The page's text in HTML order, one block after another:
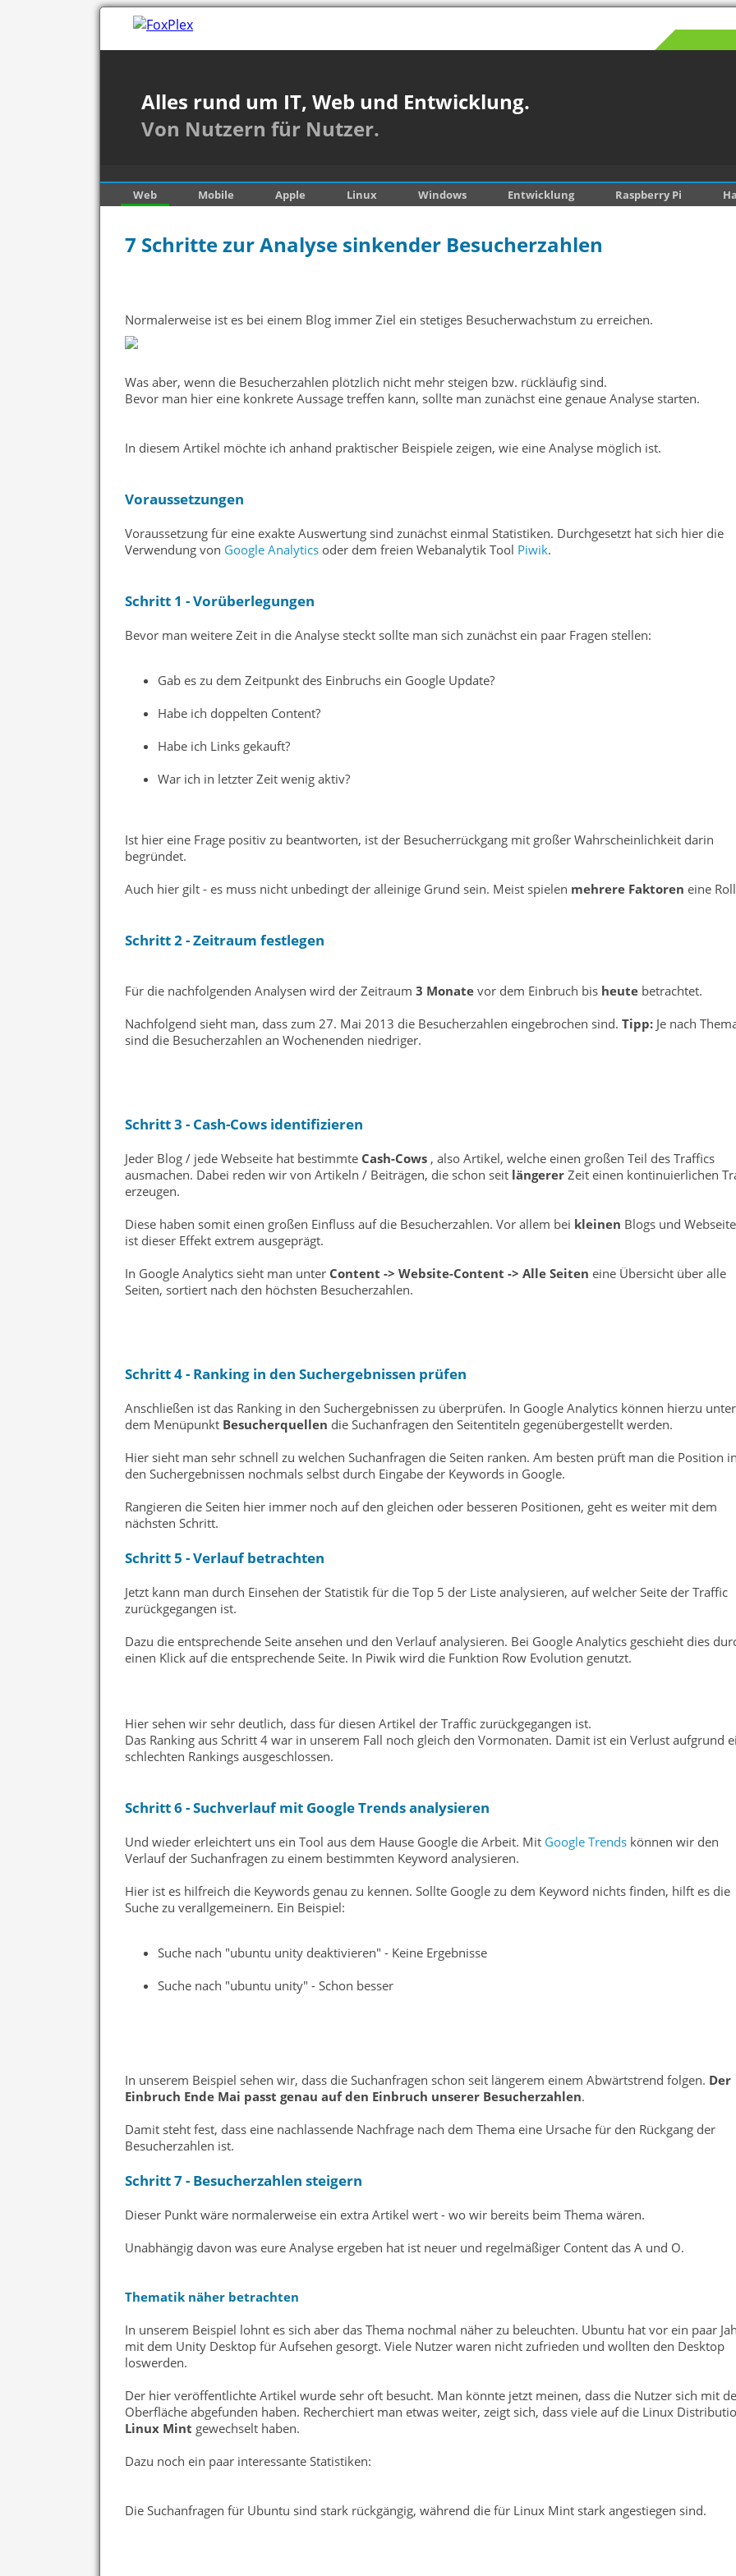
Alles rund um IT, Web und Entwicklung.
Von Nutzern für Nutzer.
Web Mobile Apple Linux Windows Entwicklung Raspberry Pi
7 Schritte zur Analyse sinkender Besucherzahlen
Normalerweise ist es bei einem Blog immer Ziel ein stetiges Besucherwachstum zu erreichen.
Was aber, wenn die Besucherzahlen plötzlich nicht mehr steigen bzw. rückläufig sind.
Bevor man hier eine konkrete Aussage treffen kann, sollte man zunächst eine genaue Analyse starten.
In diesem Artikel möchte ich anhand praktischer Beispiele zeigen, wie eine Analyse möglich ist.
Voraussetzungen
Voraussetzung für eine exakte Auswertung sind zunächst einmal Statistiken. Durchgesetzt hat sich hier die
Verwendung von Google Analytics oder dem freien Webanalytik Tool Piwik.
Schritt 1 - Vorüberlegungen
Bevor man weitere Zeit in die Analyse steckt sollte man sich zunächst ein paar Fragen stellen:
Gab es zu dem Zeitpunkt des Einbruchs ein Google Update?
Habe ich doppelten Content?
Habe ich Links gekauft?
War ich in letzter Zeit wenig aktiv?
Ist hier eine Frage positiv zu beantworten, ist der Besucherrückgang mit großer Wahrscheinlichkeit darin
begründet.
Auch hier gilt - es muss nicht unbedingt der alleinige Grund sein. Meist spielen mehrere Faktoren eine
Schritt 2 - Zeitraum festlegen
Für die nachfolgenden Analysen wird der Zeitraum 3 Monate vor dem Einbruch bis heute betrachtet.
Nachfolgend sieht man, dass zum 27. Mai 2013 die Besucherzahlen eingebrochen sind. Tipp: Je nach
sind die Besucherzahlen an Wochenenden niedriger.
Schritt 3 - Cash-Cows identifizieren
Jeder Blog / jede Webseite hat bestimmte Cash-Cows , also Artikel, welche einen großen Teil des Traffics
ausmachen. Dabei reden wir von Artikeln / Beiträgen, die schon seit längerer Zeit einen kontinuierlichen
erzeugen.
Diese haben somit einen großen Einfluss auf die Besucherzahlen. Vor allem bei kleinen Blogs und
ist dieser Effekt extrem ausgeprägt.
In Google Analytics sieht man unter Content -> Website-Content -> Alle Seiten eine Übersicht über alle
Seiten, sortiert nach den höchsten Besucherzahlen.
Schritt 4 - Ranking in den Suchergebnissen prüfen
Anschließen ist das Ranking in den Suchergebnissen zu überprüfen. In Google Analytics können hierzu unter
dem Menüpunkt Besucherquellen die Suchanfragen den Seitentiteln gegenübergestellt werden.
Hier sieht man sehr schnell zu welchen Suchanfragen die Seiten ranken. Am besten prüft man die Position in
den Suchergebnissen nochmals selbst durch Eingabe der Keywords in Google.
Rangieren die Seiten hier immer noch auf den gleichen oder besseren Positionen, geht es weiter mit dem
nächsten Schritt.
Schritt 5 - Verlauf betrachten
Jetzt kann man durch Einsehen der Statistik für die Top 5 der Liste analysieren, auf welcher Seite der Traffic
zurückgegangen ist.
Dazu die entsprechende Seite ansehen und den Verlauf analysieren. Bei Google Analytics geschieht dies
einen Klick auf die entsprechende Seite. In Piwik wird die Funktion Row Evolution genutzt.
Hier sehen wir sehr deutlich, dass für diesen Artikel der Traffic zurückgegangen ist.
Das Ranking aus Schritt 4 war in unserem Fall noch gleich den Vormonaten. Damit ist ein Verlust aufgrund
schlechten Rankings ausgeschlossen.
Schritt 6 - Suchverlauf mit Google Trends analysieren
Und wieder erleichtert uns ein Tool aus dem Hause Google die Arbeit. Mit Google Trends können wir den
Verlauf der Suchanfragen zu einem bestimmten Keyword analysieren.
Hier ist es hilfreich die Keywords genau zu kennen. Sollte Google zu dem Keyword nichts finden, hilft es die
Suche zu verallgemeinern. Ein Beispiel:
Suche nach "ubuntu unity deaktivieren" - Keine Ergebnisse
Suche nach "ubuntu unity" - Schon besser
In unserem Beispiel sehen wir, dass die Suchanfragen schon seit längerem einem Abwärtstrend folgen. Der
Einbruch Ende Mai passt genau auf den Einbruch unserer Besucherzahlen.
Damit steht fest, dass eine nachlassende Nachfrage nach dem Thema eine Ursache für den Rückgang der
Besucherzahlen ist.
Schritt 7 - Besucherzahlen steigern
Dieser Punkt wäre normalerweise ein extra Artikel wert - wo wir bereits beim Thema wären.
Unabhängig davon was eure Analyse ergeben hat ist neuer und regelmäßiger Content das A und O.
Thematik näher betrachten
In unserem Beispiel lohnt es sich aber das Thema nochmal näher zu beleuchten. Ubuntu hat vor ein paar
mit dem Unity Desktop für Aufsehen gesorgt. Viele Nutzer waren nicht zufrieden und wollten den Desktop
loswerden.
Der hier veröffentlichte Artikel wurde sehr oft besucht. Man könnte jetzt meinen, dass die Nutzer sich mit
Oberfläche abgefunden haben. Recherchiert man etwas weiter, zeigt sich, dass viele auf die Linux
Linux Mint gewechselt haben.
Dazu noch ein paar interessante Statistiken:
Die Suchanfragen für Ubuntu sind stark rückgängig, während die für Linux Mint stark angestiegen sind.